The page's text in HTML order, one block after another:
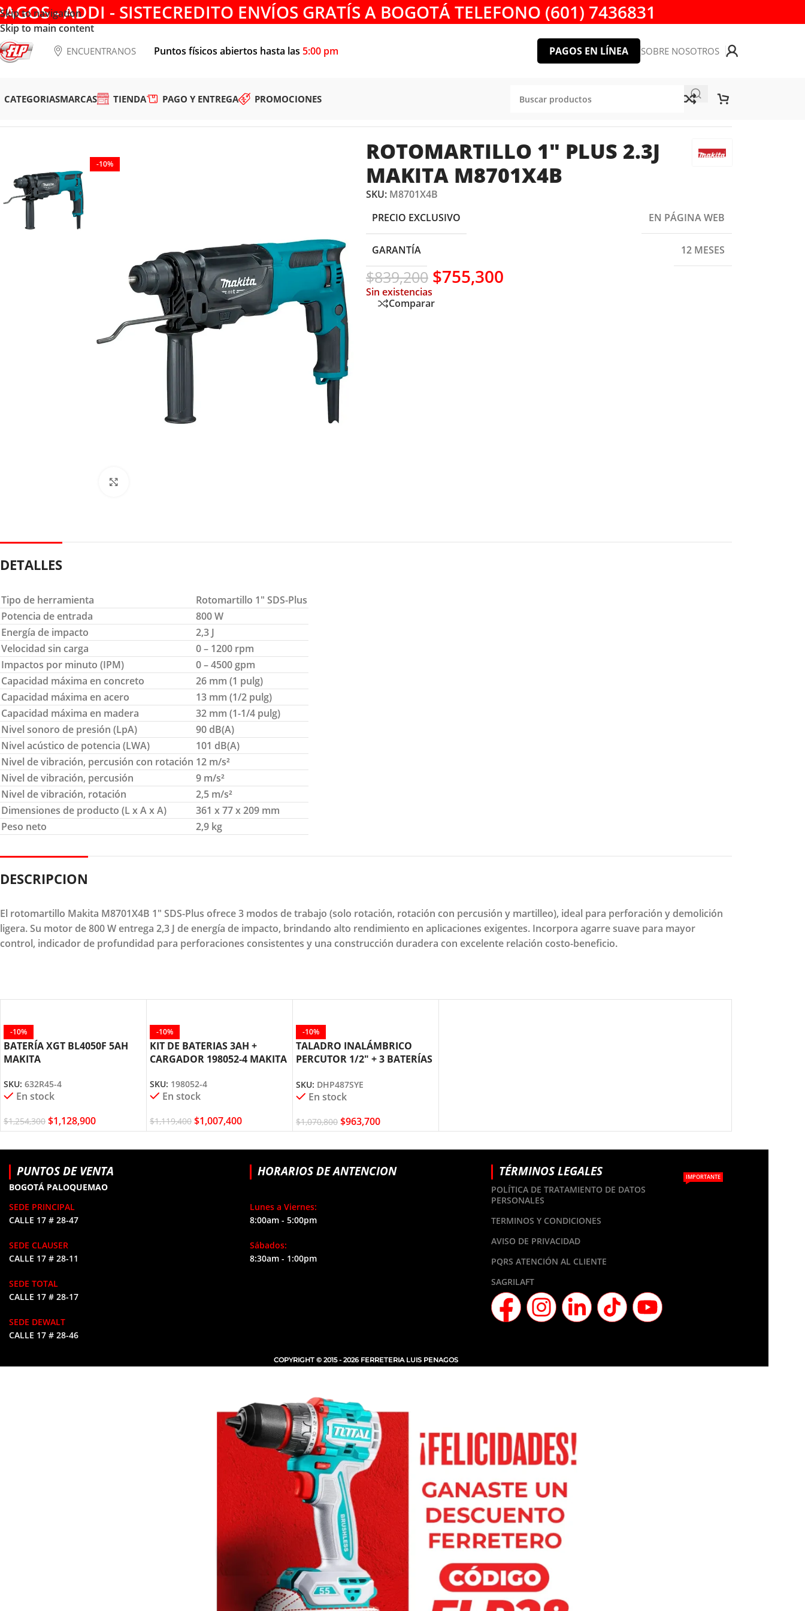
Skip to navigation
Skip to main content
- ADDI - SISTECREDITO ENVÍOS GRATÍS A BOGOTÁ TELEFONO (601) 7436831
ENCUENTRANOS Puntos físicos abiertos hasta las 5:00 pm PAGOS EN LÍNEA SOBRE NOSOTROS
CATEGORIASMARCAS TIENDA PAGO Y ENTREGA PROMOCIONES
-10%
ROTOMARTILLO 1″ PLUS 2.3J
MAKITA M8701X4B
SKU: M8701X4B
PRECIO EXCLUSIVO
EN PÁGINA WEB
GARANTÍA 12 MESES
$839,200 $755,300
Sin existencias
Comparar
DETALLES
Tipo de herramienta
Rotomartillo 1″ SDS-Plus
Potencia de entrada
800 W
Energía de impacto
2,3 J
Velocidad sin carga
0 – 1200 rpm
Impactos por minuto (IPM)
0 – 4500 gpm
Capacidad máxima en concreto
26 mm (1 pulg)
Capacidad máxima en acero
13 mm (1/2 pulg)
Capacidad máxima en madera
32 mm (1-1/4 pulg)
Nivel sonoro de presión (LpA)
90 dB(A)
Nivel acústico de potencia (LWA)
101 dB(A)
Nivel de vibración, percusión con rotación 12 m/s²
Nivel de vibración, percusión
9 m/s²
Nivel de vibración, rotación
2,5 m/s²
Dimensiones de producto (L x A x A)
361 x 77 x 209 mm
Peso neto
2,9 kg
DESCRIPCION
El rotomartillo Makita M8701X4B 1" SDS-Plus ofrece 3 modos de trabajo (solo rotación, rotación con percusión y martilleo), ideal para perforación y demolición
ligera. Su motor de 800 W entrega 2,3 J de energía de impacto, brindando alto rendimiento en aplicaciones exigentes. Incorpora agarre suave para mayor
control, indicador de profundidad para perforaciones consistentes y una construcción duradera con excelente relación costo-beneficio.
-10%
BATERÍA XGT BL4050F 5AH
MAKITA
SKU: 632R45-4
En stock
$1,254,300 $1,128,900
-10%
KIT DE BATERIAS 3AH +
CARGADOR 198052-4 MAKITA
SKU: 198052-4
En stock
$1,119,400 $1,007,400
-10%
TALADRO INALÁMBRICO
PERCUTOR 1/2″ + 3 BATERÍAS
SKU: DHP487SYE
En stock
$1,070,800 $963,700
PUNTOS DE VENTA
BOGOTÁ PALOQUEMAO
SEDE PRINCIPAL
CALLE 17 # 28-47
SEDE CLAUSER
CALLE 17 # 28-11
SEDE TOTAL
CALLE 17 # 28-17
SEDE DEWALT
CALLE 17 # 28-46
HORARIOS DE ANTENCION
Lunes a Viernes:
8:00am - 5:00pm
Sábados:
8:30am - 1:00pm
TÉRMINOS LEGALES
POLÍTICA DE TRATAMIENTO DE DATOS
PERSONALES
IMPORTANTE
TERMINOS Y CONDICIONES
AVISO DE PRIVACIDAD
PQRS ATENCIÓN AL CLIENTE
SAGRILAFT
COPYRIGHT © 2015 - 2026 FERRETERIA LUIS PENAGOS